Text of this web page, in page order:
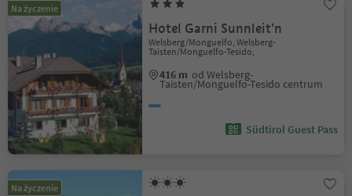
Na życzenie
Hotel Garni Sunnleit'n
Welsberg/Monguelfo, Welsberg-
Taisten/Monguelfo-Tesido,
416 m od Welsberg-
Taisten/Monguelfo-Tesido centrum
Südtirol Guest Pass
Na życzenie